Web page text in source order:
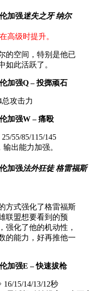
迷失之牙 纳尔
高级时提升。
空间，特别是他已
如此活跃了。
Q – 投掷顽石
攻击力
W – 痛殴
55/85/115/145
出能力加强。
法外狂徒 格雷福斯
式强化了格雷福斯
联盟想要看到的预
强化了他的机动性，
的能力，好再推他一
E – 快速拔枪
15/14/13/12秒